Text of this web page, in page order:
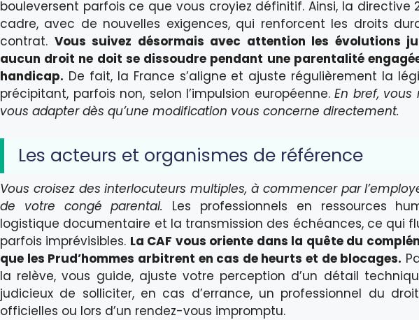
bouleversent parfois ce que vous croyiez définitif. Ainsi, la directive
cadre, avec de nouvelles exigences, qui renforcent les droits
contrat. Vous suivez désormais avec attention les évolutions
aucun droit ne doit se dissoudre pendant une parentalité
handicap. De fait, la France s’aligne et ajuste régulièrement la
précipitant, parfois non, selon l’impulsion européenne.En bref,
vous adapter dès qu’une modification vous concerne directement.
Les acteurs et organismes de référence
Vous croisez des interlocuteurs multiples, à commencer par
de votre congé parental. Les professionnels en ressources
logistique documentaire et la transmission des échéances, ce qui
parfois imprévisibles. La CAF vous oriente dans la quête du
que les Prud’hommes arbitrent en cas de heurts et de blocages.
la relève, vous guide, ajuste votre perception d’un détail
judicieux de solliciter, en cas d’errance, un professionnel du
officielles ou lors d’un rendez-vous impromptu.